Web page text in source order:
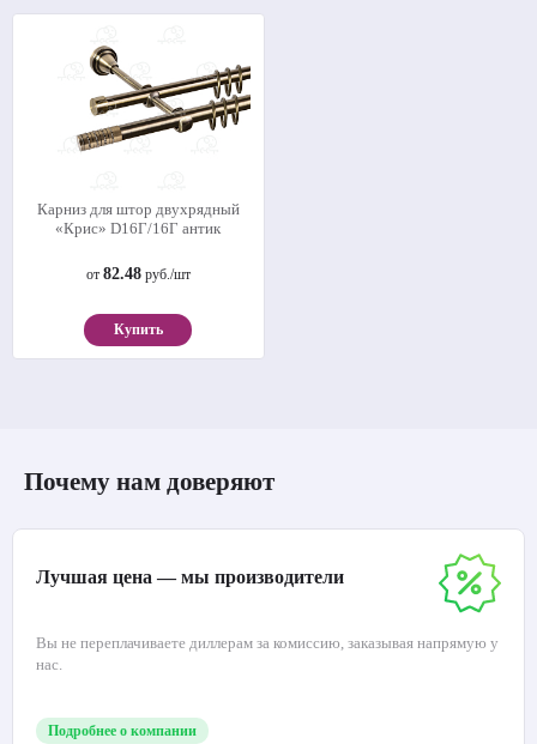
Карниз для штор двухрядный
«Крис» D16Г/16Г антик
от 82.48руб./шт
Купить
Почему нам доверяют
Лучшая цена — мы производители
Вы не переплачиваете диллерам за комиссию, заказывая напрямую у
нас.
Подробнее о компании